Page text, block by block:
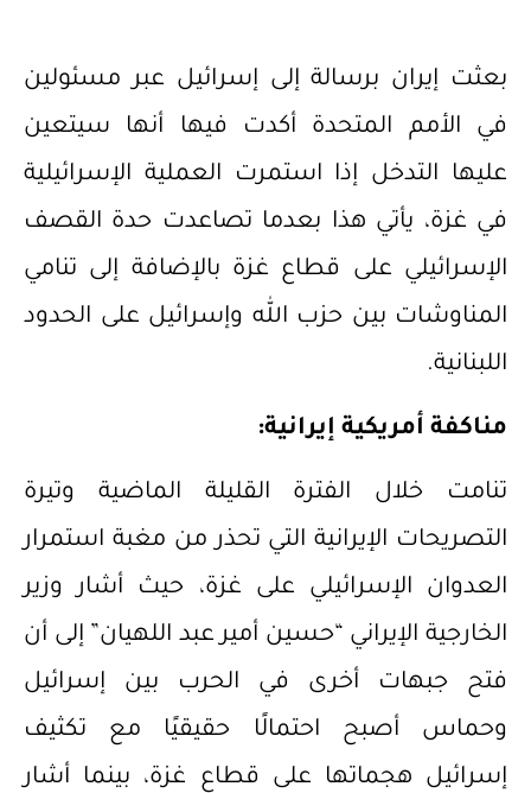
بعثت إيران برسالة إلى إسرائيل عبر مسئولين
في الأمم المتحدة أكدت فيها أنها سيتعين
عليها التدخل إذا استمرت العملية الإسرائيلية
في غزة، يأتي هذا بعدما تصاعدت حدة القصف
الإسرائيلي على قطاع غزة بالإضافة إلى تنامي
المناوشات بين حزب الله وإسرائيل على الحدود
اللبنانية.
مناكفة أمريكية إيرانية:
تنامت خلال الفترة القليلة الماضية وتيرة
التصريحات الإيرانية التي تحذر من مغبة استمرار
العدوان الإسرائيلي على غزة، حيث أشار وزير
الخارجية الإيراني “حسين أمير عبد اللهيان” إلى أن
فتح جبهات أخرى في الحرب بين إسرائيل
وحماس أصبح احتمالًا حقيقيًا مع تكثيف
إسرائيل هجماتها على قطاع غزة، بينما أشار